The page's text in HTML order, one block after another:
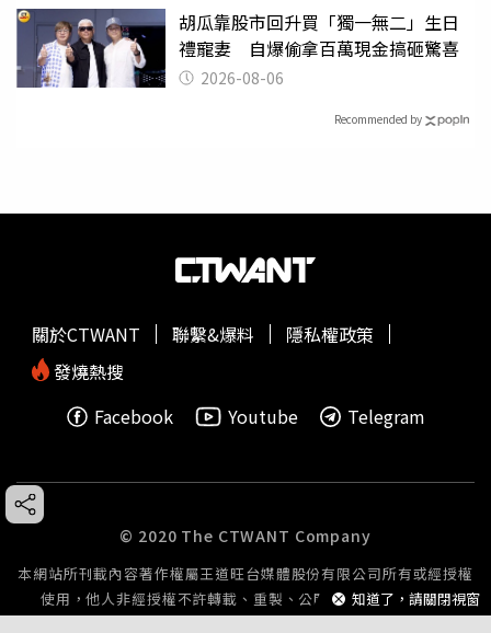
胡瓜靠股市回升買「獨一無二」生日
禮寵妻 自爆偷拿百萬現金搞砸驚喜
2026-08-06
Recommended by
知道了，請關閉視窗
關於CTWANT 聯繫&爆料
隱私權政策
發燒熱搜
Facebook
Youtube Telegram
© 2020 The CTWANT Company
本網站所刊載內容著作權屬王道旺台媒體股份有限公司所有或經授權
使用，他人非經授權不許轉載、重製、公開播送或公開傳輸。